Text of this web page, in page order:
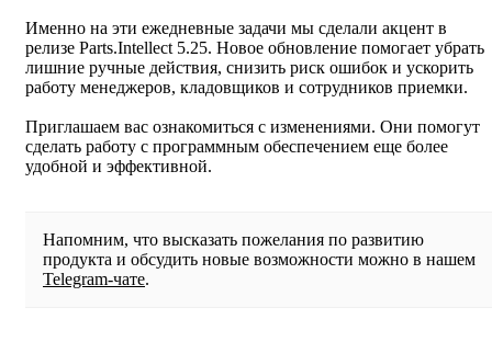
Именно на эти ежедневные задачи мы сделали акцент в
релизе Parts.Intellect 5.25. Новое обновление помогает убрать
лишние ручные действия, снизить риск ошибок и ускорить
работу менеджеров, кладовщиков и сотрудников приемки.
Приглашаем вас ознакомиться с изменениями. Они помогут
сделать работу с программным обеспечением еще более
удобной и эффективной.
Напомним, что высказать пожелания по развитию
продукта и обсудить новые возможности можно в нашем
Telegram-чате.